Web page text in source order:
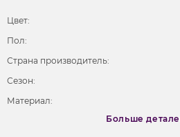
Цвет:
Пол:
Страна производитель:
Сезон:
Материал:
Больше
Меньше